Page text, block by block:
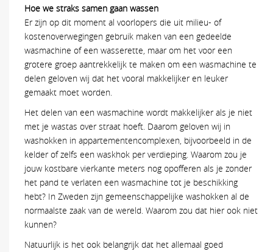
Hoe we straks samen gaan wassen
Er zijn op dit moment al voorlopers die uit milieu- of
kostenoverwegingen gebruik maken van een gedeelde
wasmachine of een wasserette, maar om het voor een
grotere groep aantrekkelijk te maken om een wasmachine te
delen geloven wij dat het vooral makkelijker en leuker
gemaakt moet worden.
Het delen van een wasmachine wordt makkelijker als je niet
met je wastas over straat hoeft. Daarom geloven wij in
washokken in appartementencomplexen, bijvoorbeeld in de
kelder of zelfs een waskhok per verdieping. Waarom zou je
jouw kostbare vierkante meters nog opofferen als je zonder
het pand te verlaten een wasmachine tot je beschikking
hebt? In Zweden zijn gemeenschappelijke washokken al de
normaalste zaak van de wereld. Waarom zou dat hier ook niet
kunnen?
Natuurlijk is het ook belangrijk dat het allemaal goed